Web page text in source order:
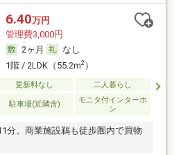
6.40万円
管理費3,000円
2ヶ月
なし
1階 / 2LDK（55.2m2）
更新料なし 二人暮らし
駐車場(近隣含)
モニタ付インターホ
ン
分。商業施設鵜も徒歩圏内で買物